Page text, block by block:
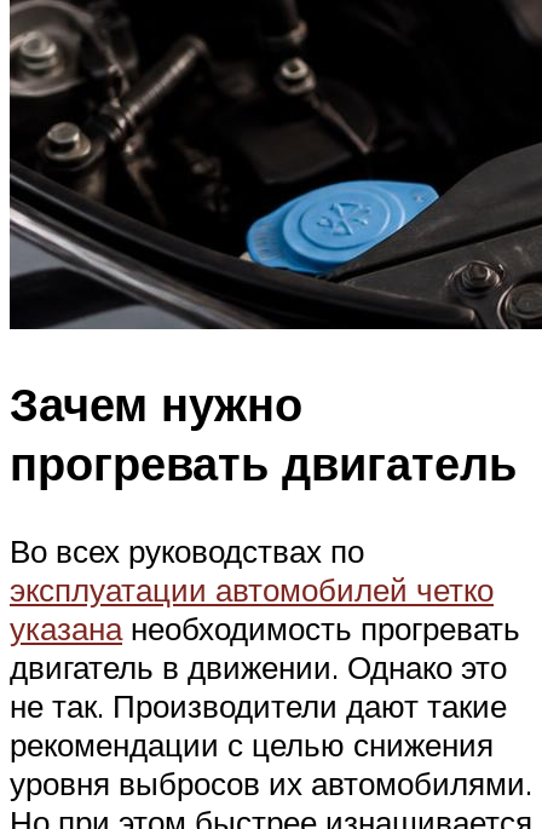
Зачем нужно
прогревать двигатель
Во всех руководствах по
эксплуатации автомобилей четко
указананеобходимость прогревать
двигатель в движении. Однако это
не так. Производители дают такие
рекомендации с целью снижения
уровня выбросов их автомобилями.